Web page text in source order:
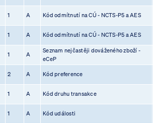
1 A Kód odmítnutí na CÚ - NCTS-P5 a AES
1 A Kód odmítnutí na CÚ - NCTS-P5 a AES
1 A
Seznam nejčastěji dováženého zboží -
eCeP
2 A Kód preference
1 A Kód druhu transakce
1 A Kód události